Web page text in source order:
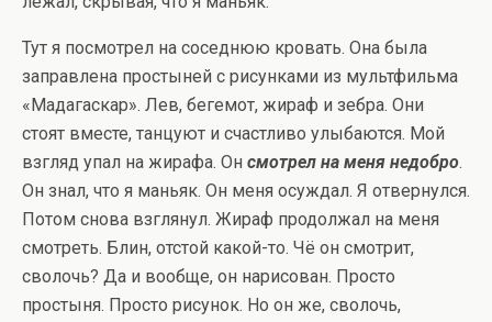
Тут я посмотрел на соседнюю кровать. Она была
заправлена простыней с рисунками из мультфильма
«Мадагаскар». Лев, бегемот, жираф и зебра. Они
стоят вместе, танцуют и счастливо улыбаются. Мой
взгляд упал на жирафа. Он смотрел на меня недобро.
Он знал, что я маньяк. Он меня осуждал. Я отвернулся.
Потом снова взглянул. Жираф продолжал на меня
смотреть. Блин, отстой какой-то. Чё он смотрит,
сволочь? Да и вообще, он нарисован. Просто
простыня. Просто рисунок. Но он же, сволочь,